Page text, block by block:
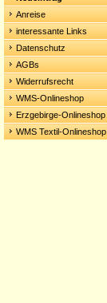
Anreise
interessante Links
Datenschutz
AGBs
Widerrufsrecht
WMS-Onlineshop
Erzgebirge-Onlineshop
WMS Textil-Onlineshop